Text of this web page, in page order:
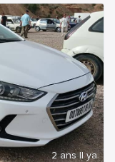
2 ans Il ya